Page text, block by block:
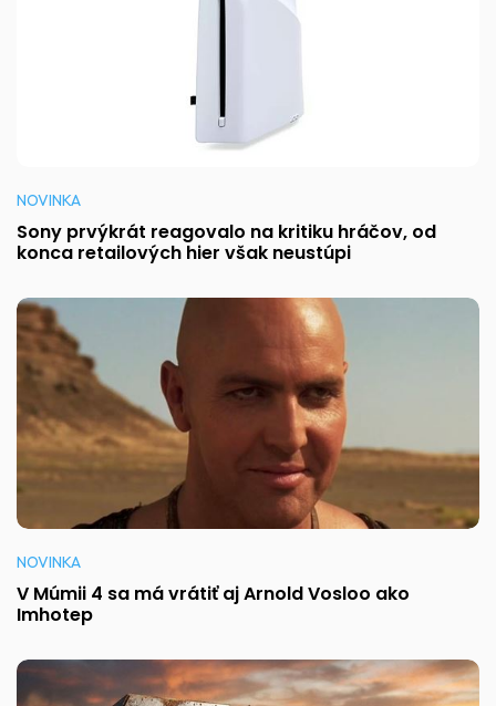
NOVINKA
Sony prvýkrát reagovalo na kritiku hráčov, od
konca retailových hier však neustúpi
NOVINKA
V Múmii 4 sa má vrátiť aj Arnold Vosloo ako
Imhotep